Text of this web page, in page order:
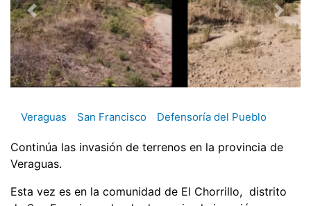
Veraguas San Francisco Defensoría del Pueblo
Continúa las invasión de terrenos en la provincia de
Veraguas.
Esta vez es en la comunidad de El Chorrillo, distrito